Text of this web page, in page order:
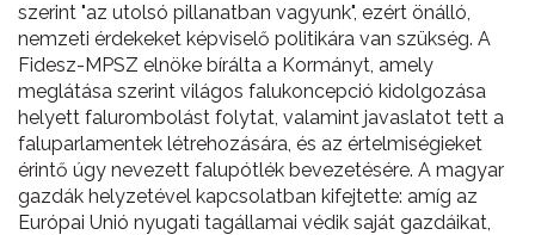
szerint "az utolsó pillanatban vagyunk", ezért önálló,
nemzeti érdekeket képviselő politikára van szükség. A
Fidesz-MPSZ elnöke bírálta a Kormányt, amely
meglátása szerint világos falukoncepció kidolgozása
helyett falurombolást folytat, valamint javaslatot tett a
faluparlamentek létrehozására, és az értelmiségieket
érintő úgy nevezett falupótlék bevezetésére. A magyar
gazdák helyzetével kapcsolatban kifejtette: amíg az
Európai Unió nyugati tagállamai védik saját gazdáikat,